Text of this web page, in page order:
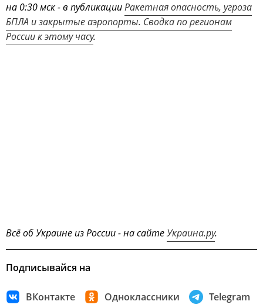
на 0:30 мск - в публикацииРакетная опасность, угроза
БПЛА и закрытые аэропорты. Сводка по регионам
России к этому часу.
Всё об Украине из России - на сайтеУкраина.ру.
Подписывайся на
ВКонтакте Одноклассники Telegram